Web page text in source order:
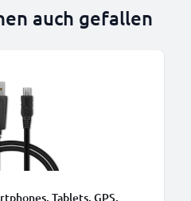
auch gefallen
Tablets, GPS,